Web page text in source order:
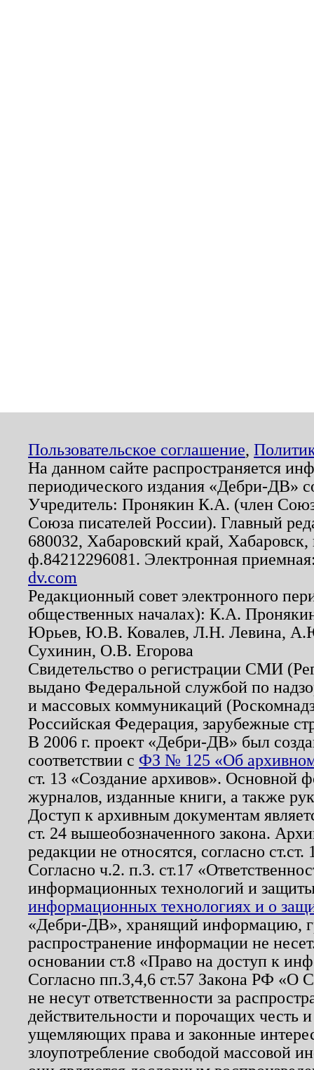
Пользовательское соглашение,
На данном сайте распространяется
периодического издания «Дебри-ДВ»
Учредитель: Пронякин К.А. (член
Союза писателей России). Главный
680032, Хабаровский край,
ф.84212296081. Электронная
dv.com
Редакционный совет электронного
общественных началах): К.А.
Юрьев, Ю.В. Ковалев, Л.Н. Левина,
Сухинин, О.В. Егорова
Свидетельство о регистрации СМИ
выдано Федеральной службой по
и массовых коммуникаций
Российская Федерация, зарубежные
В 2006 г. проект «Дебри-ДВ» был
соответствии с ФЗ № 125 «Об
ст. 13 «Создание архивов». Основной
журналов, изданные книги, а также
Доступ к архивным документам
ст. 24 вышеобозначенного закона.
редакции не относятся, согласно
Согласно ч.2. п.3. ст.17
информационных технологий и
информационных технологиях и о
«Дебри-ДВ», хранящий информацию,
распространение информации не
основании ст.8 «Право на доступ к
Согласно пп.3,4,6 ст.57 Закона РФ «О
не несут ответственности за
действительности и порочащих честь
ущемляющих права и законные
злоупотребление свободой массовой